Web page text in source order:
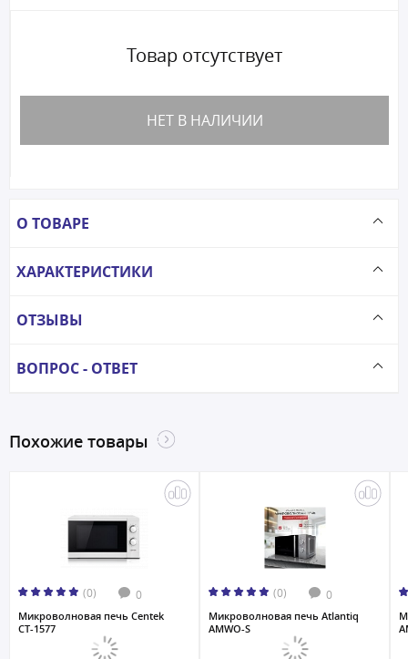
Товар отсутствует
НЕТ В НАЛИЧИИ
О ТОВАРЕ
ХАРАКТЕРИСТИКИ
ОТЗЫВЫ
ВОПРОС - ОТВЕТ
Похожие товары
(0) 0
Микроволновая печь Centek
CT-1577
(0) 0
Микроволновая печь Atlantiq
AMWO-S